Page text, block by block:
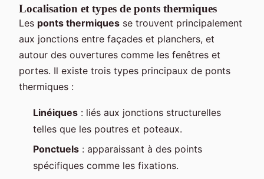
Localisation et types de ponts thermiques
Les ponts thermiques se trouvent principalement
aux jonctions entre façades et planchers, et
autour des ouvertures comme les fenêtres et
portes. Il existe trois types principaux de ponts
thermiques :
Linéiques : liés aux jonctions structurelles
telles que les poutres et poteaux.
Ponctuels : apparaissant à des points
spécifiques comme les fixations.